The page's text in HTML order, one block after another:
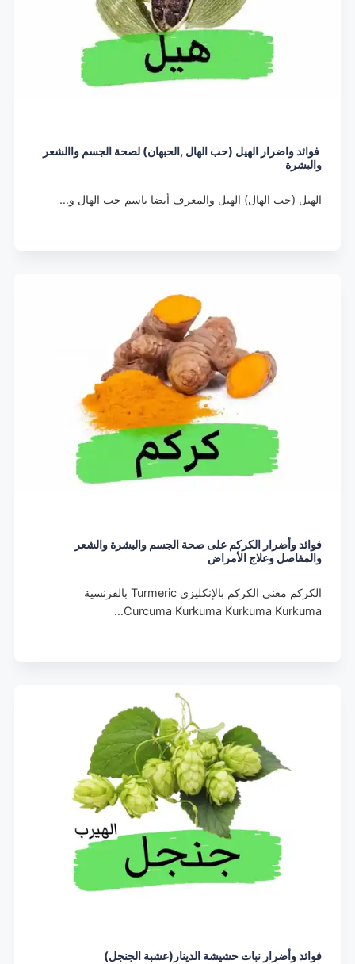
فوائد واضرار الهيل (حب الهال ,الحبهان) لصحة الجسم واالشعر
والبشرة
الهيل (حب الهال) الهيل والمعرف أيضا باسم حب الهال و…
فوائد وأضرار الكركم على صحة الجسم والبشرة والشعر
والمفاصل وعلاج الأمراض
الكركم معنى الكركم بالإنكليزي Turmeric بالفرنسية
Curcuma Kurkuma Kurkuma Kurkuma…
فوائد وأضرار نبات حشيشة الدينار(عشبة الجنجل)